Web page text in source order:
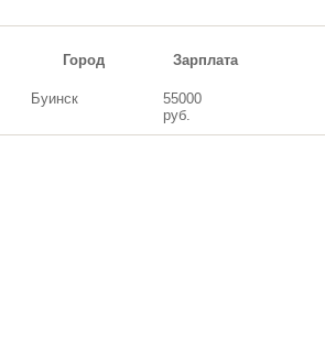
Город Зарплата
Буинск
55000
руб.